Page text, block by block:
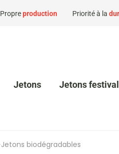
Propreproduction Priorité à la
Jetons Jetons festival
Jetons biodégradables